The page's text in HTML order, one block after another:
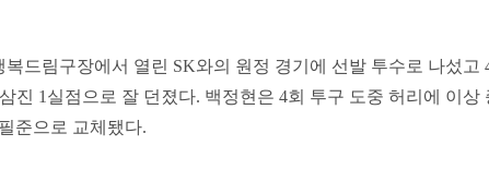
드림구장에서 열린 SK와의 원정 경기에 선발 투수로 나섰고
진 1실점으로 잘 던졌다. 백정현은 4회 투구 도중 허리에 이상
준으로 교체됐다.